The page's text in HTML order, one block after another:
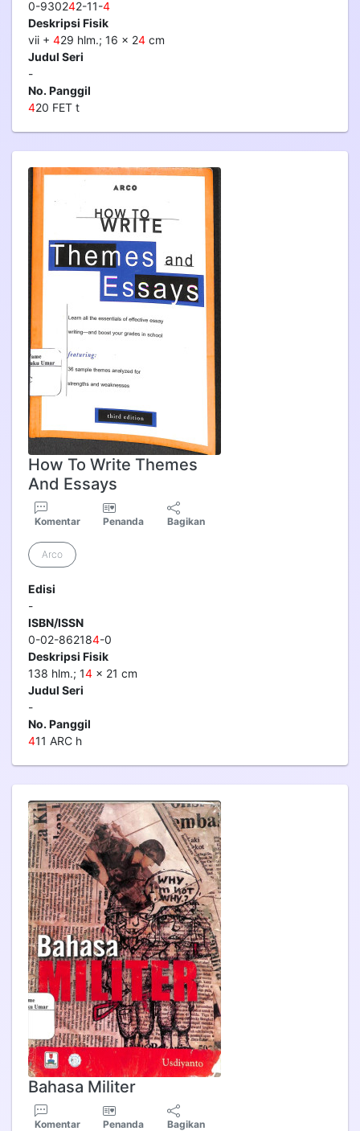
0-930242-11-4
Deskripsi Fisik
vii + 429 hlm.; 16 x 24 cm
Judul Seri
-
No. Panggil
420 FET t
How To Write Themes
And Essays
Komentar Penanda Bagikan
Arco
Edisi
-
ISBN/ISSN
0-02-862184-0
Deskripsi Fisik
138 hlm.; 14 x 21 cm
Judul Seri
-
No. Panggil
411 ARC h
Bahasa Militer
Komentar Penanda Bagikan